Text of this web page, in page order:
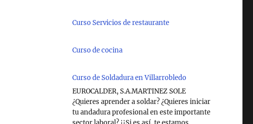
Curso Servicios de restaurante
Curso de cocina
Curso de Soldadura en Villarrobledo
EUROCALDER, S.A.MARTINEZ SOLE
¿Quieres aprender a soldar? ¿Quieres iniciar
tu andadura profesional en este importante